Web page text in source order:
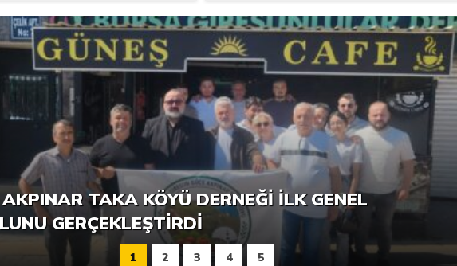
TEKKEKÖY DERNEĞI PIKNIK ŞÖLENI YOĞUN
GERÇEKLEŞTI
AKPINAR TAKA KÖYÜ DERNEĞI İLK GENEL
GERÇEKLEŞTIRDI
1 2 3 4 5